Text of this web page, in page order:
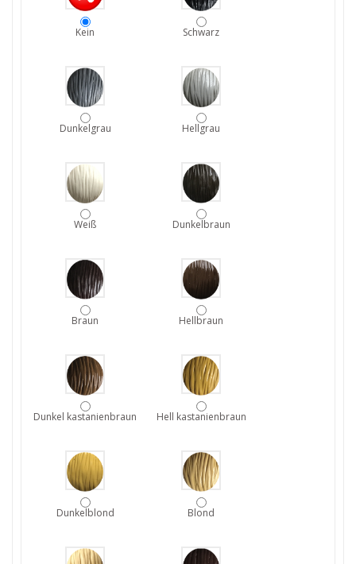
Kein Schwarz
Dunkelgrau Hellgrau
Weiß Dunkelbraun
Braun Hellbraun
Dunkel kastanienbraun Hell kastanienbraun
Dunkelblond Blond